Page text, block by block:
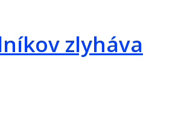
zlyháva